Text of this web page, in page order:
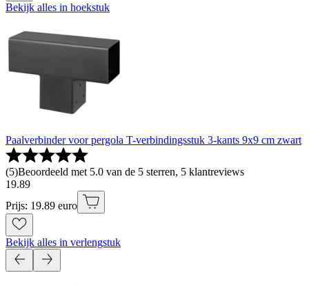
Bekijk alles in hoekstuk
Paalverbinder voor pergola T-verbindingsstuk 3-kants 9x9 cm zwart
(5)Beoordeeld met 5.0 van de 5 sterren, 5 klantreviews
19.89
Prijs: 19.89 euro
Bekijk alles in verlengstuk